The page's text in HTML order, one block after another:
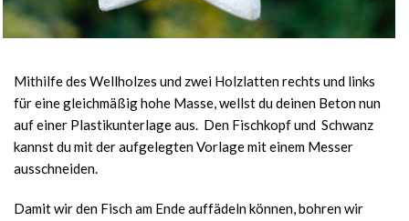
Mithilfe des Wellholzes und zwei Holzlatten rechts und links
für eine gleichmäßig hohe Masse, wellst du deinen Beton nun
auf einer Plastikunterlage aus. Den Fischkopf und Schwanz
kannst du mit der aufgelegten Vorlage mit einem Messer
ausschneiden.
Damit wir den Fisch am Ende auffädeln können, bohren wir